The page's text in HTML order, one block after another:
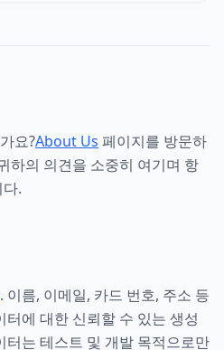
요?About Us 페이지를 방문하
하의 의견을 소중히 여기며 항
.
. 이름, 이메일, 카드 번호, 주소 등
에 대한 신뢰할 수 있는 생성
터는 테스트 및 개발 목적으로만